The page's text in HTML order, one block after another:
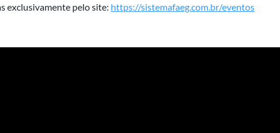
exclusivamente pelo site: https://sistemafaeg.com.br/eventos